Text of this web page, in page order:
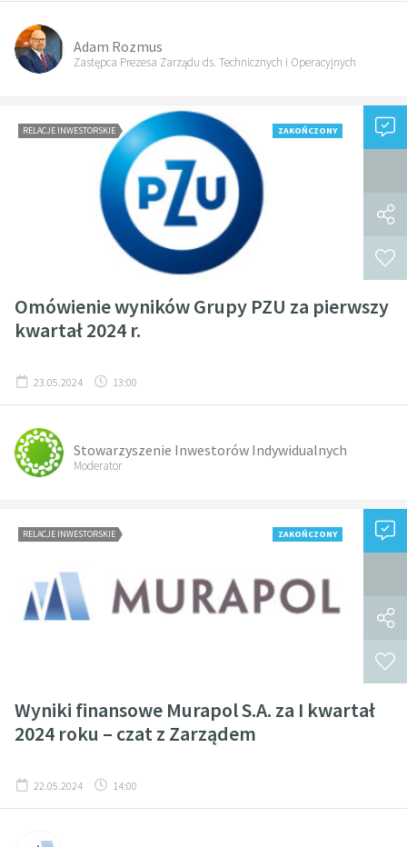
Adam Rozmus
Zastępca Prezesa Zarządu ds. Technicznych i Operacyjnych
RELACJE INWESTORSKIE ZAKOŃCZONY
Omówienie wyników Grupy PZU za pierwszy
kwartał 2024 r.
23.05.2024 13:00
Stowarzyszenie Inwestorów Indywidualnych
Moderator
RELACJE INWESTORSKIE ZAKOŃCZONY
Wyniki finansowe Murapol S.A. za I kwartał
2024 roku – czat z Zarządem
22.05.2024 14:00